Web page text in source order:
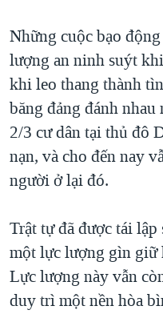
Những cuộc bạo
lượng an ninh suýt
khi leo thang thành
băng đảng đánh
2/3 cư dân tại thủ đô
nạn, và cho đến nay
người ở lại đó.
Trật tự đã được tái
một lực lượng gìn giữ
Lực lượng này vẫn
duy trì một nền hòa